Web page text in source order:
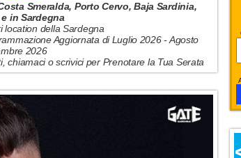
Smeralda, Porto Cervo, Baja Sardinia,
in Sardegna
location della Sardegna
Aggiornata di Luglio 2026 - Agosto
2026
chiamaci o scrivici per Prenotare la Tua Serata